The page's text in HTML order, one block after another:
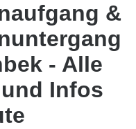
&
- Alle
Infos